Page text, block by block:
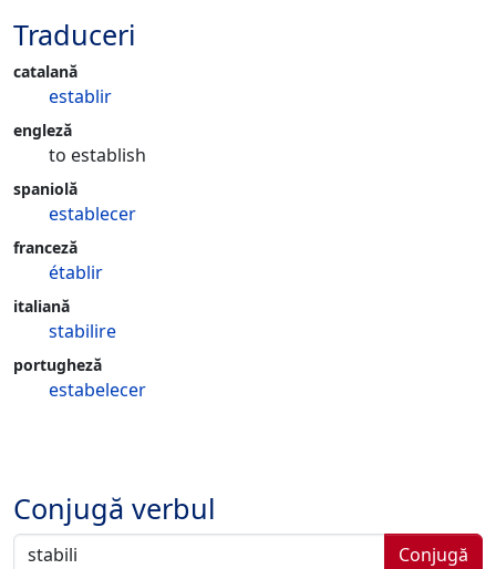
Traduceri
catalană
establir
engleză
to establish
spaniolă
establecer
franceză
établir
italiană
stabilire
portugheză
estabelecer
Conjugă verbul
Conjugă